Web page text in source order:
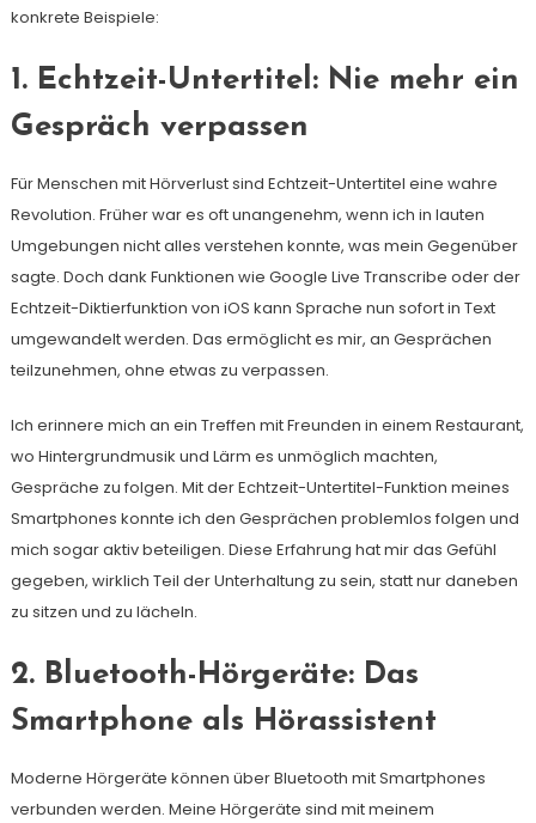
konkrete Beispiele:
1. Echtzeit-Untertitel: Nie mehr ein
Gespräch verpassen
Für Menschen mit Hörverlust sind Echtzeit-Untertitel eine wahre
Revolution. Früher war es oft unangenehm, wenn ich in lauten
Umgebungen nicht alles verstehen konnte, was mein Gegenüber
sagte. Doch dank Funktionen wie Google Live Transcribe oder der
Echtzeit-Diktierfunktion von iOS kann Sprache nun sofort in Text
umgewandelt werden. Das ermöglicht es mir, an Gesprächen
teilzunehmen, ohne etwas zu verpassen.
Ich erinnere mich an ein Treffen mit Freunden in einem Restaurant,
wo Hintergrundmusik und Lärm es unmöglich machten,
Gespräche zu folgen. Mit der Echtzeit-Untertitel-Funktion meines
Smartphones konnte ich den Gesprächen problemlos folgen und
mich sogar aktiv beteiligen. Diese Erfahrung hat mir das Gefühl
gegeben, wirklich Teil der Unterhaltung zu sein, statt nur daneben
zu sitzen und zu lächeln.
2. Bluetooth-Hörgeräte: Das
Smartphone als Hörassistent
Moderne Hörgeräte können über Bluetooth mit Smartphones
verbunden werden. Meine Hörgeräte sind mit meinem